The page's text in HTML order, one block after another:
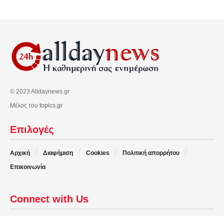
© 2023 Alldaynews.gr
Μέλος του topics.gr
Επιλογές
Αρχική Διαφήμιση Cookies
Πολιτική απορρήτου
Επικοινωνία
Connect with Us